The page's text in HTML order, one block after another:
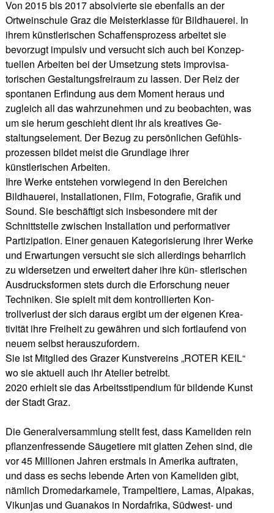
Von 2015 bis 2017 absolvierte sie ebenfalls an der
Ortweinschule Graz die Meisterklasse für Bildhauerei. In
ihrem künstlerischen Schaffensprozess arbeitet sie
bevorzugt impulsiv und versucht sich auch bei Konzep-
tuellen Arbeiten bei der Umsetzung stets improvisa-
torischen Gestaltungsfreiraum zu lassen. Der Reiz der
spontanen Erfindung aus dem Moment heraus und
zugleich all das wahrzunehmen und zu beobachten, was
um sie herum geschieht dient ihr als kreatives Ge-
staltungselement. Der Bezug zu persönlichen Gefühls-
prozessen bildet meist die Grundlage ihrer
künstlerischen Arbeiten.
Ihre Werke entstehen vorwiegend in den Bereichen
Bildhauerei, Installationen, Film, Fotografie, Grafik und
Sound. Sie beschäftigt sich insbesondere mit der
Schnittstelle zwischen Installation und performativer
Partizipation. Einer genauen Kategorisierung ihrer Werke
und Erwartungen versucht sie sich allerdings beharrlich
zu widersetzen und erweitert daher ihre kün- stlerischen
Ausdrucksformen stets durch die Erforschung neuer
Techniken. Sie spielt mit dem kontrollierten Kon-
trollverlust der sich daraus ergibt um der eigenen Krea-
tivität ihre Freiheit zu gewähren und sich fortlaufend von
neuem selbst herauszufordern.
Sie ist Mitglied des Grazer Kunstvereins „ROTER KEIL“
wo sie aktuell auch ihr Atelier betreibt.
2020 erhielt sie das Arbeitsstipendium für bildende Kunst
der Stadt Graz.
Die Generalversammlung stellt fest, dass Kameliden rein
pflanzenfressende Säugetiere mit glatten Zehen sind, die
vor 45 Millionen Jahren erstmals in Amerika auftraten,
und dass es sechs lebende Arten von Kameliden gibt,
nämlich Dromedarkamele, Trampeltiere, Lamas, Alpakas,
Vikunjas und Guanakos in Nordafrika, Südwest- und